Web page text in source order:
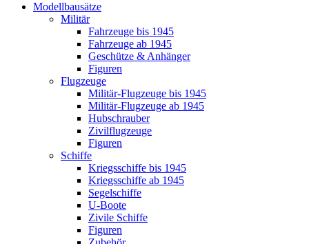
Modellbausätze
Militär
Fahrzeuge bis 1945
Fahrzeuge ab 1945
Geschütze & Anhänger
Figuren
Flugzeuge
Militär-Flugzeuge bis 1945
Militär-Flugzeuge ab 1945
Hubschrauber
Zivilflugzeuge
Figuren
Schiffe
Kriegsschiffe bis 1945
Kriegsschiffe ab 1945
Segelschiffe
U-Boote
Zivile Schiffe
Figuren